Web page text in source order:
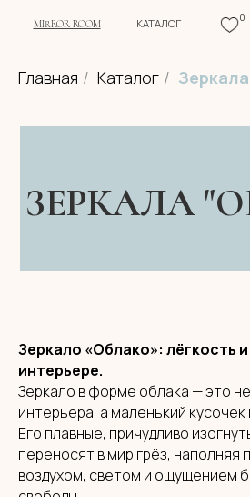
Главная / Каталог /
Зеркало «Облако»: лёгкость
интерьере.
Зеркало в форме облака — это
интерьера, а маленький
Его плавные, причудливо
переносят в мир грёз, наполняя
воздухом, светом и ощущением